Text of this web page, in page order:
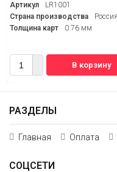
Артикул
LR1001
Страна производства
Россия
Толщина карт
0.76 мм
В корзину
РАЗДЕЛЫ
Главная Оплата
СОЦСЕТИ